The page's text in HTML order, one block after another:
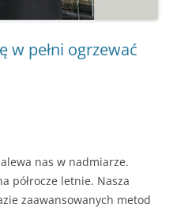
w pełni ogrzewać
nas w nadmiarze.
półrocze letnie. Nasza
zaawansowanych metod